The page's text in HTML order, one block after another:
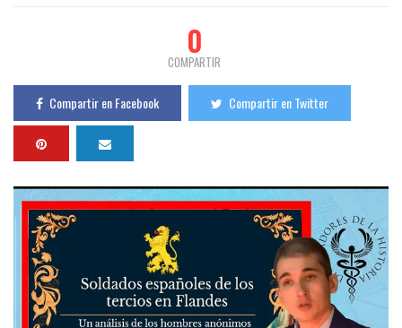
0
COMPARTIR
Compartir en Facebook Compartir en Twitter